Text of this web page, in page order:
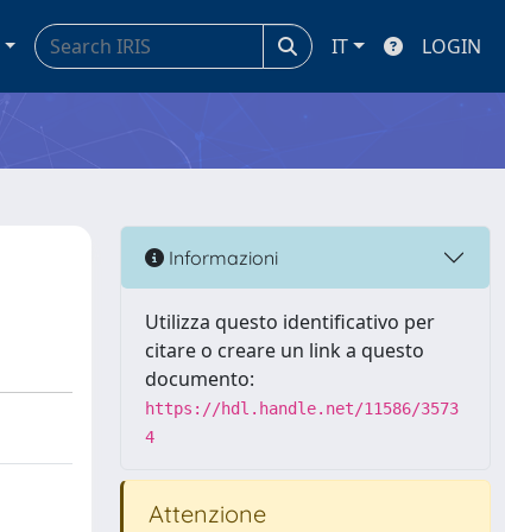
IT LOGIN
Informazioni
Utilizza questo identificativo per
citare o creare un link a questo
documento:
https://hdl.handle.net/11586/3573
4
Attenzione